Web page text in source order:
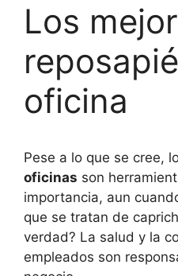
Los
oficina
Pese a lo que se cree,
oficinas son
importancia, aun
que se tratan de
verdad? La salud y la
empleados son